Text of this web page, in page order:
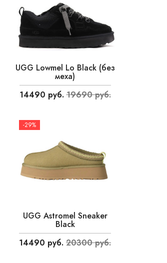
UGG Lowmel Lo Black (без
меха)
14490 руб. 19690 руб.
-29%
UGG Astromel Sneaker
Black
14490 руб. 20300 руб.